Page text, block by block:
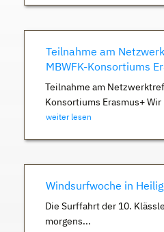
Teilnahme am
MBWFK-Konsortiums
Teilnahme am
Konsortiums Erasmus+ Wir
weiter lesen
Windsurfwoche in
Die Surffahrt der 10.
morgens...